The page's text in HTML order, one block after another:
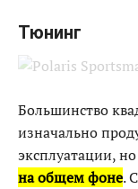
Тюнинг
Большинство
изначально
эксплуатации,
на общем фоне.